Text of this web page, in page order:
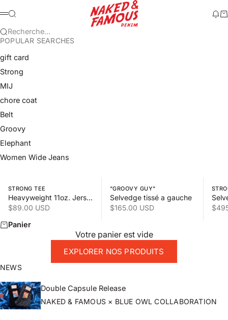
Naked & Famous Denim
Menu
Recherche
Recherche...
POPULAR SEARCHES
gift card
Strong
MIJ
chore coat
Belt
Groovy
Elephant
Women Wide Jeans
STRONG TEE
Heavyweight 11oz. Jersey
Prix de vente
$89.00 USD
"GROOVY GUY"
Selvedge tissé a gauche
Prix de vente
$165.00 USD
Prix
Panier
Votre panier est vide
EXPLORER NOS PRODUITS
NEWS
Double Capsule Release
NAKED & FAMOUS × BLUE OWL COLLABORATION